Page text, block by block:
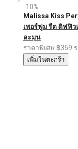
-10%
Malissa Kiss
เพอร์ฟูม รีด ดิฟฟิว
ละมุน
ราคาพิเศษ ฿359
เพิ่มในตะกร้า